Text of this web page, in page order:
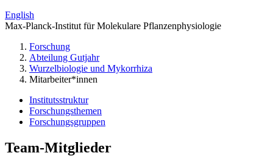
English
Max-Planck-Institut für Molekulare Pflanzenphysiologie
Forschung
Abteilung Gutjahr
Wurzelbiologie und Mykorrhiza
Mitarbeiter*innen
Institutsstruktur
Forschungsthemen
Forschungsgruppen
Team-Mitglieder